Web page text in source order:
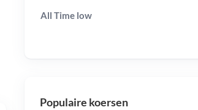
All Time low
Populaire koersen